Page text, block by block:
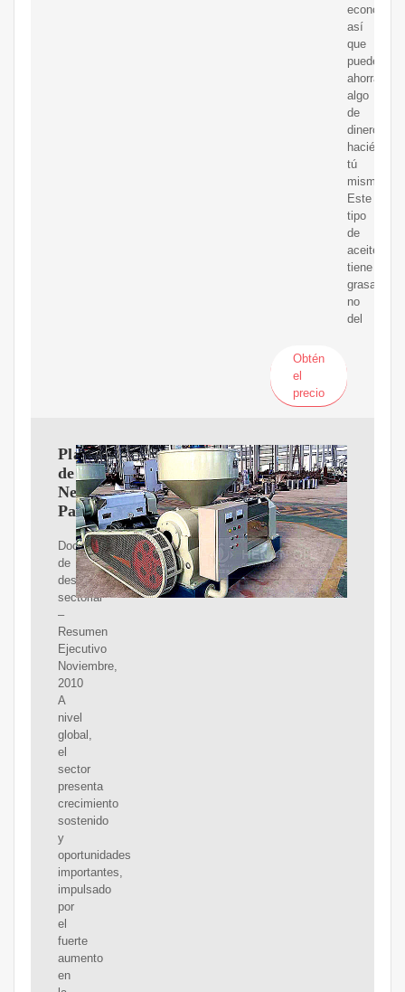
así
que
puedes
ahorrar
algo
de
dinero
haciéndolo
tú
misma.
Este
tipo
de
aceite
tiene
grasas,
no
del
Obtén
el
precio
Plan
de
Negocios
Palma
Documento
de
desarrollo
sectorial
–
Resumen
Ejecutivo
Noviembre,
2010
A
nivel
global,
el
sector
presenta
crecimiento
sostenido
y
oportunidades
importantes,
impulsado
por
el
fuerte
aumento
en